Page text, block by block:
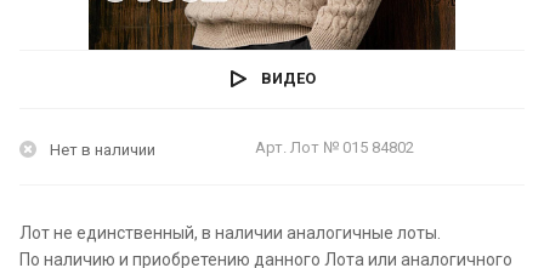
ВИДЕО
Нет в наличии Арт. Лот № 015 84802
Лот не единственный, в наличии аналогичные лоты.
По наличию и приобретению данного Лота или аналогичного